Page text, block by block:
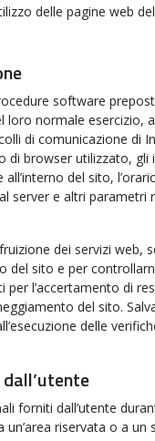
delle pagine web
software
loro normale esercizio,
di comunicazione di
di browser utilizzato,
all’interno del sito,
server e altri parametri
dei servizi web,
del sito e per
per l’accertamento di
del sito.
delle
forniti dall’utente
riservata o a un